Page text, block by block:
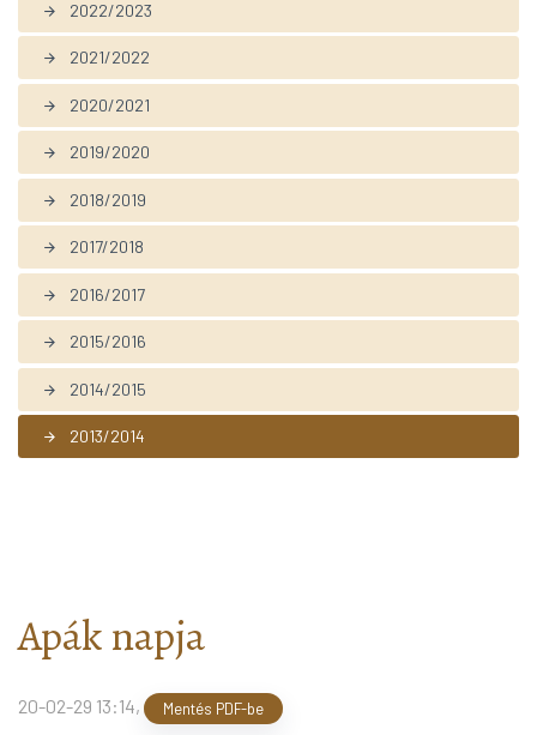
arrow_forward 2022/2023
arrow_forward 2021/2022
arrow_forward 2020/2021
arrow_forward 2019/2020
arrow_forward 2018/2019
arrow_forward 2017/2018
arrow_forward 2016/2017
arrow_forward 2015/2016
arrow_forward 2014/2015
arrow_forward 2013/2014
Apák napja
20-02-29 13:14, Mentés PDF-be